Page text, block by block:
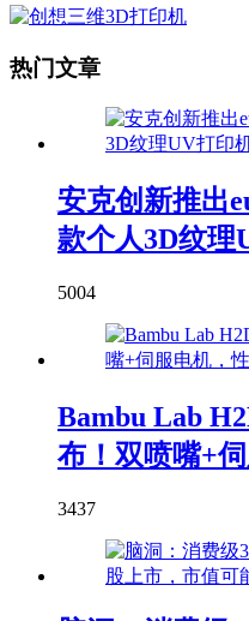
热门文章
安克创新推出
款个人3D纹理
5004
Bambu Lab
布！双喷嘴+
3437